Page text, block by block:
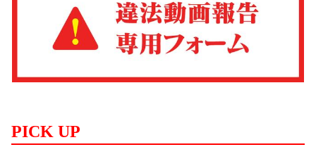
PICK UP